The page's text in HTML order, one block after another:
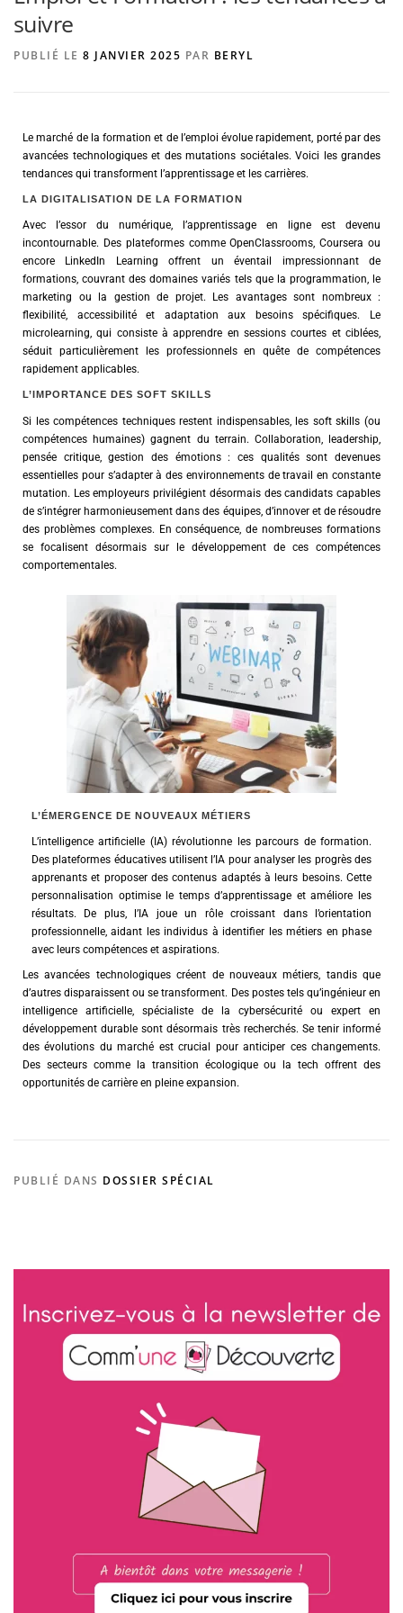
AGENCE DE PUBLICITÉ
suivre
PUBLIÉ LE 8 JANVIER 2025 PAR BERYL
Le marché de la formation et de l’emploi évolue rapidement, porté par des
avancées technologiques et des mutations sociétales. Voici les grandes
tendances qui transforment l’apprentissage et les carrières.
LA DIGITALISATION DE LA FORMATION
Avec l’essor du numérique, l’apprentissage en ligne est devenu
incontournable. Des plateformes comme OpenClassrooms, Coursera ou
encore LinkedIn Learning offrent un éventail impressionnant de
formations, couvrant des domaines variés tels que la programmation, le
marketing ou la gestion de projet. Les avantages sont nombreux :
flexibilité, accessibilité et adaptation aux besoins spécifiques. Le
microlearning, qui consiste à apprendre en sessions courtes et ciblées,
séduit particulièrement les professionnels en quête de compétences
rapidement applicables.
L’IMPORTANCE DES SOFT SKILLS
Si les compétences techniques restent indispensables, les soft skills (ou
compétences humaines) gagnent du terrain. Collaboration, leadership,
pensée critique, gestion des émotions : ces qualités sont devenues
essentielles pour s’adapter à des environnements de travail en constante
mutation. Les employeurs privilégient désormais des candidats capables
de s’intégrer harmonieusement dans des équipes, d’innover et de résoudre
des problèmes complexes. En conséquence, de nombreuses formations
se focalisent désormais sur le développement de ces compétences
comportementales.
L’ÉMERGENCE DE NOUVEAUX MÉTIERS
L’intelligence artificielle (IA) révolutionne les parcours de formation.
Des plateformes éducatives utilisent l’IA pour analyser les progrès des
apprenants et proposer des contenus adaptés à leurs besoins. Cette
personnalisation optimise le temps d’apprentissage et améliore les
résultats. De plus, l’IA joue un rôle croissant dans l’orientation
professionnelle, aidant les individus à identifier les métiers en phase
avec leurs compétences et aspirations.
Les avancées technologiques créent de nouveaux métiers, tandis que
d’autres disparaissent ou se transforment. Des postes tels qu’ingénieur en
intelligence artificielle, spécialiste de la cybersécurité ou expert en
développement durable sont désormais très recherchés. Se tenir informé
des évolutions du marché est crucial pour anticiper ces changements.
Des secteurs comme la transition écologique ou la tech offrent des
opportunités de carrière en pleine expansion.
PUBLIÉ DANS DOSSIER SPÉCIAL